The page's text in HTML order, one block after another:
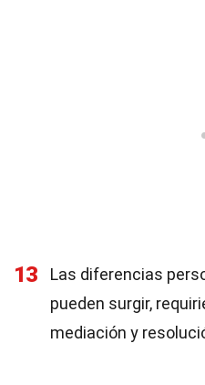
13
Las diferencias
pueden surgir,
mediación y